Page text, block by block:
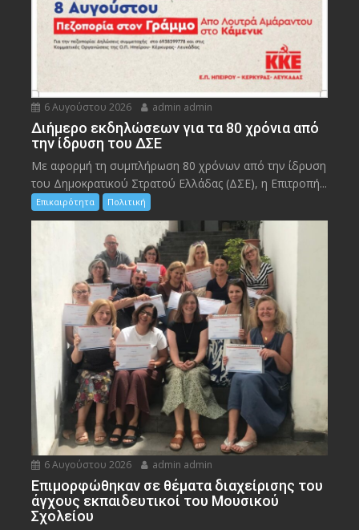
6 Αυγούστου 2026 admin admin
Διήμερο εκδηλώσεων για τα 80 χρόνια από
την ίδρυση του ΔΣΕ
Με αφορμή τη συμπλήρωση 80 χρόνων από την ίδρυση
του Δημοκρατικού Στρατού Ελλάδας (ΔΣΕ), η Επιτροπή...
Επικαιρότητα Πολιτική
6 Αυγούστου 2026 admin admin
Eπιμορφώθηκαν σε θέματα διαχείρισης του
άγχους εκπαιδευτικοί του Μουσικού
Σχολείου